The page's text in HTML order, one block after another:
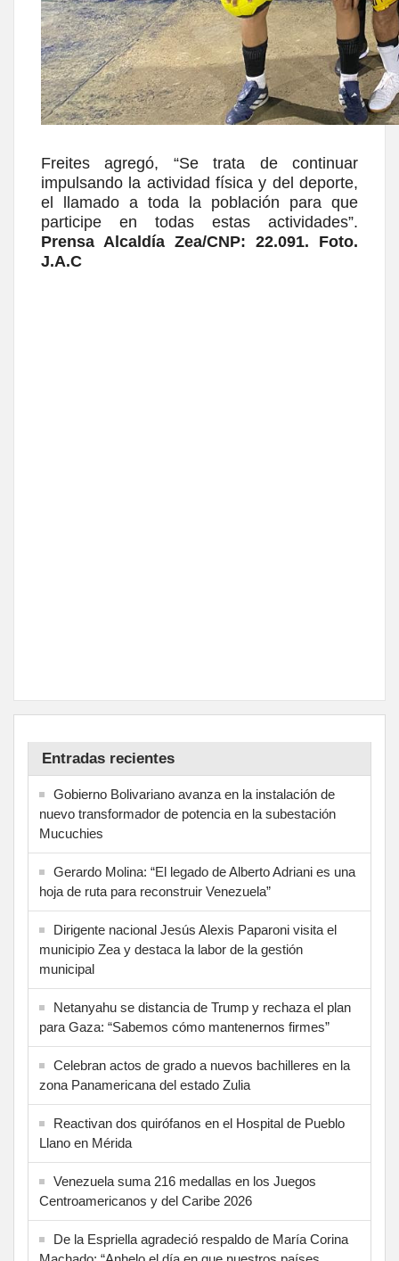
Freites agregó, “Se trata de continuar
impulsando la actividad física y del deporte,
el llamado a toda la población para que
participe en todas estas actividades”.
Prensa Alcaldía Zea/CNP: 22.091. Foto.
J.A.C
Entradas recientes
Gobierno Bolivariano avanza en la instalación de
nuevo transformador de potencia en la subestación
Mucuchies
Gerardo Molina: “El legado de Alberto Adriani es una
hoja de ruta para reconstruir Venezuela”
Dirigente nacional Jesús Alexis Paparoni visita el
municipio Zea y destaca la labor de la gestión
municipal
Netanyahu se distancia de Trump y rechaza el plan
para Gaza: “Sabemos cómo mantenernos firmes”
Celebran actos de grado a nuevos bachilleres en la
zona Panamericana del estado Zulia
Reactivan dos quirófanos en el Hospital de Pueblo
Llano en Mérida
Venezuela suma 216 medallas en los Juegos
Centroamericanos y del Caribe 2026
De la Espriella agradeció respaldo de María Corina